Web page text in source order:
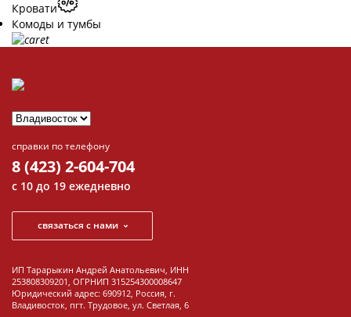
Кровати
Комоды и тумбы
Тумбы для ТВ
Тумбочки
Распродажа
Комоды и тумбы
Шкафы
Шкафы
распашные
Шкафы угловые
справки по телефону
8 (423) 2-604-704
с 10 до 19 ежедневно
связаться с нами
ИП Тарарыкин Андрей Анатольевич, ИНН
253808309201, ОГРНИП 315254300008647
Юридический адрес: 690912, Россия, г.
Владивосток, пгт. Трудовое, ул. Светлая, 6